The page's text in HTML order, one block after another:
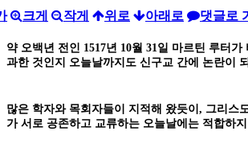
크게 작게 위로 아래로 댓글로
약 오백년 전인 1517년 10월 31일 마르틴 루터
과한 것인지 오늘날까지도 신구교 간에 논란이
많은 학자와 목회자들이 지적해 왔듯이, 그리스
가 서로 공존하고 교류하는 오늘날에는 적합하